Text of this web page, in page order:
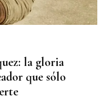
la gloria
que sólo